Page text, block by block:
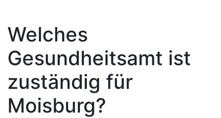
Welches
Gesundheitsamt ist
zuständig für
Moisburg?